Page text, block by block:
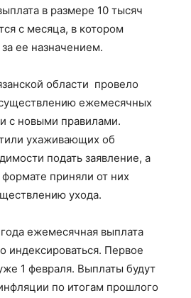
в размере 10 тысяч
с месяца, в котором
ее назначением.
области провело
ежемесячных
с новыми правилами.
ухаживающих об
подать заявление, а
приняли от них
ухода.
ежемесячная выплата
индексироваться. Первое
1 февраля. Выплаты будут
по итогам прошлого